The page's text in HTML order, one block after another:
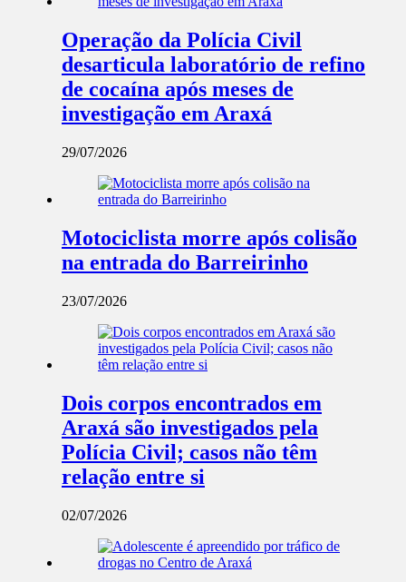
Operação da Polícia Civil
desarticula laboratório de refino
de cocaína após meses de
investigação em Araxá
29/07/2026
Motociclista morre após colisão
na entrada do Barreirinho
23/07/2026
Dois corpos encontrados em
Araxá são investigados pela
Polícia Civil; casos não têm
relação entre si
02/07/2026